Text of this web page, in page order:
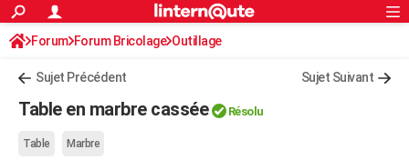
ACTUALITÉS
Politique
Société
Faits Divers
Education
Monde
Villes
+
S'inscrire
Connexion
Forum Forum Bricolage Outillage
Sujet Précédent Sujet Suivant
Table en marbre cassée Résolu
Table Marbre